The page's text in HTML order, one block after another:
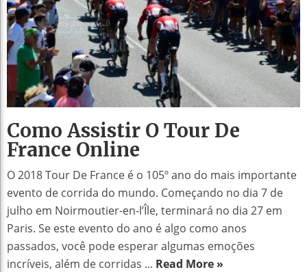
Como Assistir O Tour De
France Online
O 2018 Tour De France é o 105º ano do mais importante
evento de corrida do mundo. Começando no dia 7 de
julho em Noirmoutier-en-l’Île, terminará no dia 27 em
Paris. Se este evento do ano é algo como anos
passados, você pode esperar algumas emoções
incríveis, além de corridas ... Read More »